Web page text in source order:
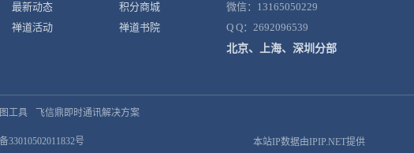
最新动态
禅道活动
积分商城
禅道书院
微信：13165050229
Q Q：2692096539
北京、上海、深圳分部
工具 飞信鼎即时通讯解决方案
33010502011832号 本站IP数据由IPIP.NET提供